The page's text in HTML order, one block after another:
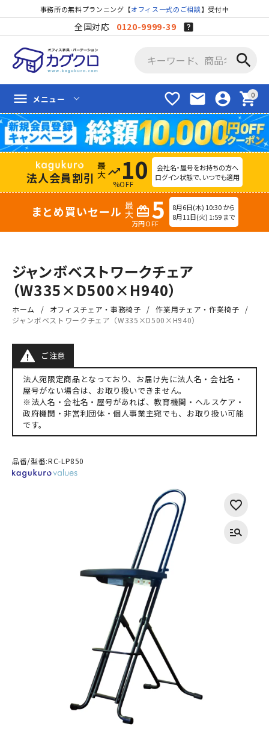
事務所の無料プランニング【オフィス一式のご相談】受付中
全国対応 0120-9999-39
search
favorite_border mail account_circle shopping_cart
menu メニュー
法人会員割引 trending_up 10
%OFF
会社名・屋号をお持ちの方へ
ログイン状態で、いつでも適用
まとめ買いセール redeem 5
万円OFF
8月6日(木) 10:30 から
8月11日(火) 1:59 まで
ジャンボベストワークチェア
（W335×D500×H940）
ホーム オフィスチェア・事務椅子
作業用チェア・作業椅子
ジャンボベストワークチェア（W335×D500×H940）
ご注意
法人宛限定商品となっており、お届け先に法人名・会社名・
屋号がない場合は、お取り扱いできません。
※法人名・会社名・屋号があれば、教育機関・ヘルスケア・
政府機関・非営利団体・個人事業主宛でも、お取り扱い可能
です。
品番/型番:RC-LP850